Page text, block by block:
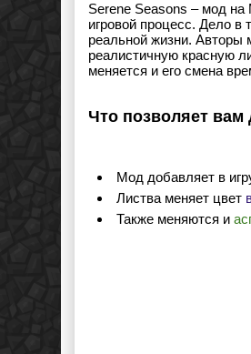
Serene Seasons – мод
игровой процесс. Дело в
реальной жизни. Авторы
реалистичную красную
меняется и его смена
Что позволяет
Мод добавляет в
Листва меняет цвет
Также меняются и